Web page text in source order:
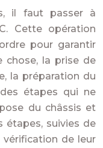
il faut passer à
Cette opération
pour garantir
chose, la prise de
la préparation du
étapes qui ne
du châssis et
étapes, suivies de
de leur